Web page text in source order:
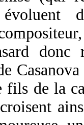
donc
de la